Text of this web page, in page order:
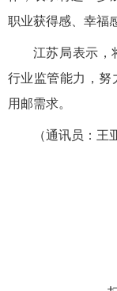
职业获得感、幸福
江苏局表示，
行业监管能力，努
用邮需求。
（通讯员：王